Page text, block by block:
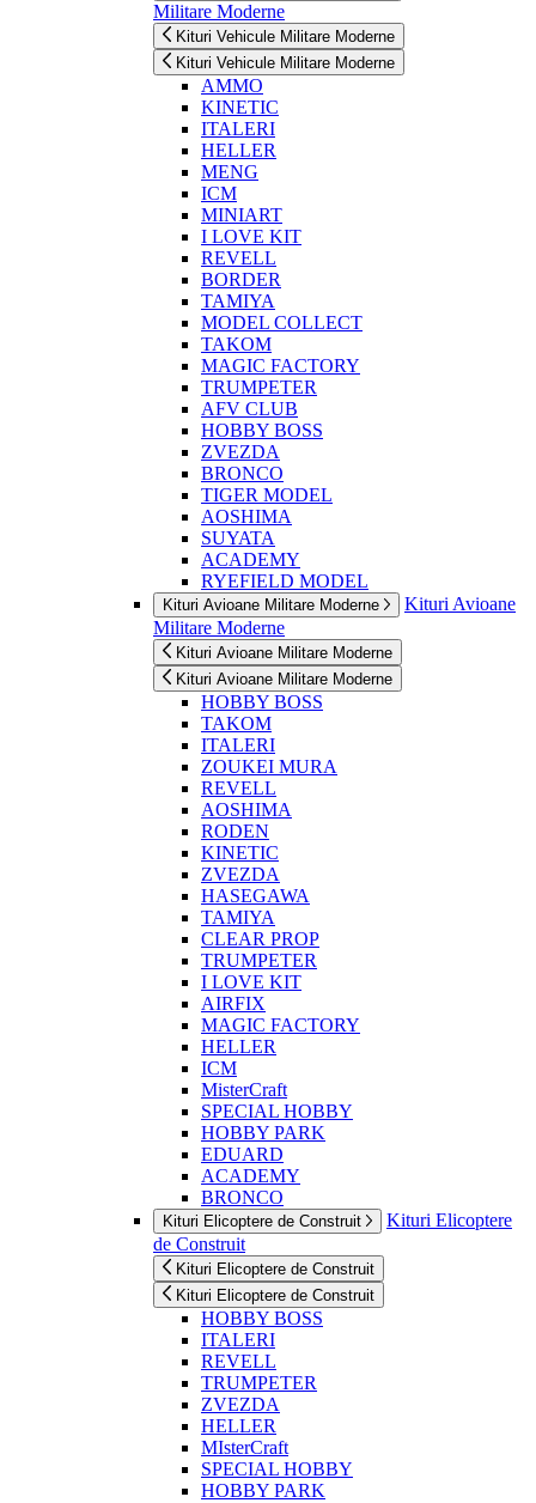
Militare Moderne
Kituri Vehicule Militare Moderne
Kituri Vehicule Militare Moderne
AMMO
KINETIC
ITALERI
HELLER
MENG
ICM
MINIART
I LOVE KIT
REVELL
BORDER
TAMIYA
MODEL COLLECT
TAKOM
MAGIC FACTORY
TRUMPETER
AFV CLUB
HOBBY BOSS
ZVEZDA
BRONCO
TIGER MODEL
AOSHIMA
SUYATA
ACADEMY
RYEFIELD MODEL
Kituri Avioane Militare Moderne
Kituri Avioane
Militare Moderne
Kituri Avioane Militare Moderne
Kituri Avioane Militare Moderne
HOBBY BOSS
TAKOM
ITALERI
ZOUKEI MURA
REVELL
AOSHIMA
RODEN
KINETIC
ZVEZDA
HASEGAWA
TAMIYA
CLEAR PROP
TRUMPETER
I LOVE KIT
AIRFIX
MAGIC FACTORY
HELLER
ICM
MisterCraft
SPECIAL HOBBY
HOBBY PARK
EDUARD
ACADEMY
BRONCO
Kituri Elicoptere de Construit
Kituri Elicoptere
de Construit
Kituri Elicoptere de Construit
Kituri Elicoptere de Construit
HOBBY BOSS
ITALERI
REVELL
TRUMPETER
ZVEZDA
HELLER
MIsterCraft
SPECIAL HOBBY
HOBBY PARK